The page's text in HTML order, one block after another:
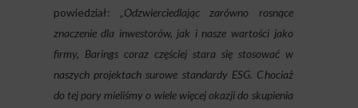
powiedział:
„Odzwierciedlając zarówno rosnące
znaczenie dla inwestorów, jak i nasze wartości jako
firmy, Barings coraz częściej stara się stosować w
naszych projektach surowe standardy ESG. Chociaż
do tej pory mieliśmy o wiele więcej okazji do skupienia